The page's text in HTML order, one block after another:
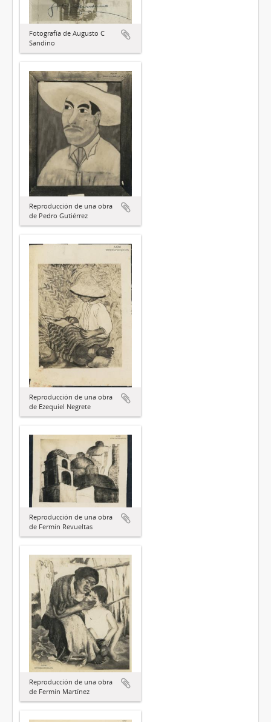
Fotografía de Augusto C
Sandino
Reproducción de una obra
de Pedro Gutiérrez
Reproducción de una obra
de Ezequiel Negrete
Reproducción de una obra
de Fermín Revueltas
Reproducción de una obra
de Fermín Martínez